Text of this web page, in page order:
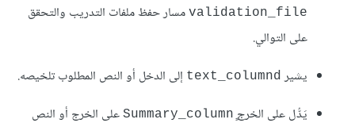
validation_file مسار حفظ ملفات التدريب والتحقق
على التوالي.
يشير text_columnd إلى الدخل أو النص المطلوب تلخيصه.
يَدُّل على الخرج
على الخرج أو النص